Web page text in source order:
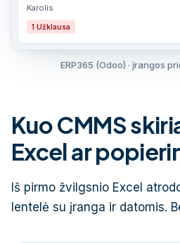
Karolis
1 Užklausa
ERP365 (Odoo) · įrangos
Kuo CMMS
Excel ar
Iš pirmo žvilgsnio Excel
lentelė su įranga ir datomis.